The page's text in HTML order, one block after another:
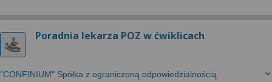
Poradnia lekarza POZ w ćwiklicach
"CONFINIUM" Spółka z ograniczoną odpowiedzialnością